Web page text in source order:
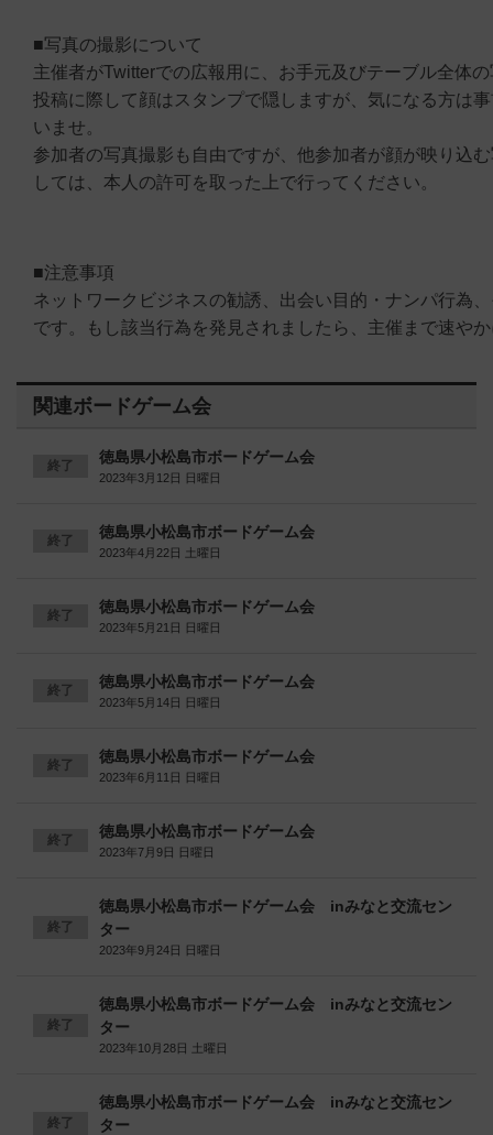
■写真の撮影について
主催者がTwitterでの広報用に、お手元及びテーブル全体
投稿に際して顔はスタンプで隠しますが、気になる方は
いませ。
参加者の写真撮影も自由ですが、他参加者が顔が映り込
しては、本人の許可を取った上で行ってください。
■注意事項
ネットワークビジネスの勧誘、出会い目的・ナンパ行為
です。もし該当行為を発見されましたら、主催まで速や
関連ボードゲーム会
終了 徳島県小松島市ボードゲーム会
2023年3月12日 日曜日
終了 徳島県小松島市ボードゲーム会
2023年4月22日 土曜日
終了 徳島県小松島市ボードゲーム会
2023年5月21日 日曜日
終了 徳島県小松島市ボードゲーム会
2023年5月14日 日曜日
終了 徳島県小松島市ボードゲーム会
2023年6月11日 日曜日
終了 徳島県小松島市ボードゲーム会
2023年7月9日 日曜日
終了
徳島県小松島市ボードゲーム会 inみなと交流セン
ター
2023年9月24日 日曜日
終了
徳島県小松島市ボードゲーム会 inみなと交流セン
ター
2023年10月28日 土曜日
終了
徳島県小松島市ボードゲーム会 inみなと交流セン
ター